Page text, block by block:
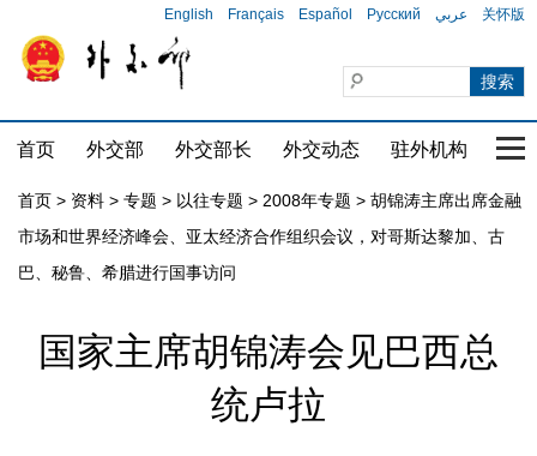
English Français Español Русский عربي 关怀版
首页 外交部 外交部长 外交动态 驻外机构 国
首页 > 资料 > 专题 > 以往专题 > 2008年专题 > 胡锦涛主席出席金融
市场和世界经济峰会、亚太经济合作组织会议，对哥斯达黎加、古
巴、秘鲁、希腊进行国事访问
国家主席胡锦涛会见巴西总
统卢拉